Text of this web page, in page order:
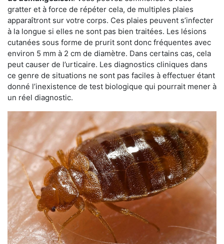
gratter et à force de répéter cela, de multiples plaies
apparaîtront sur votre corps. Ces plaies peuvent s’infecter
à la longue si elles ne sont pas bien traitées. Les lésions
cutanées sous forme de prurit sont donc fréquentes avec
environ 5 mm à 2 cm de diamètre. Dans certains cas, cela
peut causer de l’urticaire. Les diagnostics cliniques dans
ce genre de situations ne sont pas faciles à effectuer étant
donné l’inexistence de test biologique qui pourrait mener à
un réel diagnostic.